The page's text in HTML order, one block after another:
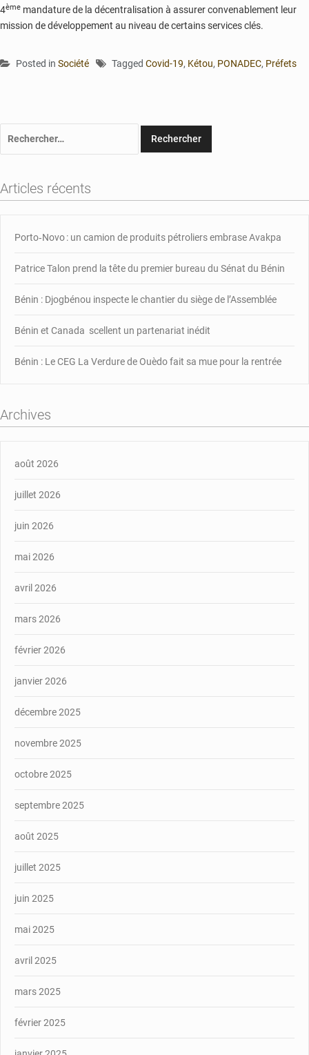
4ème mandature de la décentralisation à assurer convenablement leur
mission de développement au niveau de certains services clés.
Posted in Société Tagged Covid-19, Kétou, PONADEC, Préfets
Articles récents
Porto‑Novo : un camion de produits pétroliers embrase Avakpa
Patrice Talon prend la tête du premier bureau du Sénat du Bénin
Bénin : Djogbénou inspecte le chantier du siège de l’Assemblée
Bénin et Canada scellent un partenariat inédit
Bénin : Le CEG La Verdure de Ouèdo fait sa mue pour la rentrée
Archives
août 2026
juillet 2026
juin 2026
mai 2026
avril 2026
mars 2026
février 2026
janvier 2026
décembre 2025
novembre 2025
octobre 2025
septembre 2025
août 2025
juillet 2025
juin 2025
mai 2025
avril 2025
mars 2025
février 2025